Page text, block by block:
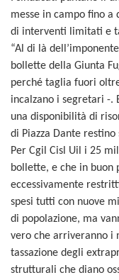
messe in campo fino
di interventi limitati e
“Al di là
bollette della Giunta
perché taglia fuori
incalzano i segretari -.
una disponibilità di
di Piazza Dante
Per Cgil Cisl Uil i 25
bollette, e che in
eccessivamente
spesi tutti con nuove
di popolazione, ma
vero che arriveranno i
tassazione degli
strutturali che diano